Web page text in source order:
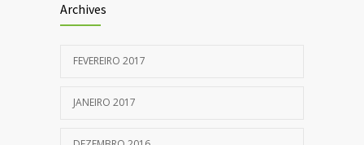
Archives
FEVEREIRO 2017
JANEIRO 2017